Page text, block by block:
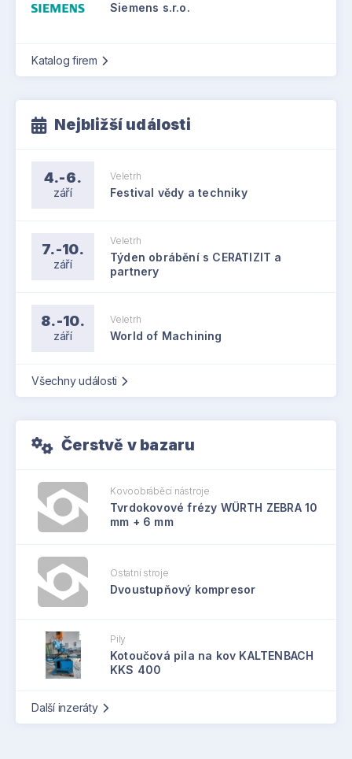
Siemens s.r.o.
Katalog firem
Nejbližší události
4.-6.
září
Veletrh
Festival vědy a techniky
7.-10.
září
Veletrh
Týden obrábění s CERATIZIT a
partnery
8.-10.
září
Veletrh
World of Machining
Všechny události
Čerstvě v bazaru
Kovoobráběcí nástroje
Tvrdokovové frézy WÜRTH ZEBRA 10
mm + 6 mm
Ostatní stroje
Dvoustupňový kompresor
Pily
Kotoučová pila na kov KALTENBACH
KKS 400
Další inzeráty